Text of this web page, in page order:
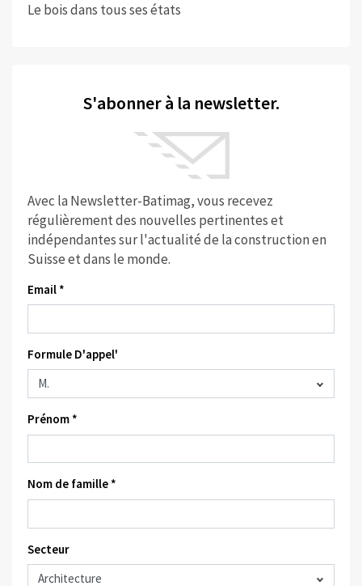
Le bois dans tous ses états
S'abonner à la newsletter.
Avec la Newsletter-Batimag, vous recevez
régulièrement des nouvelles pertinentes et
indépendantes sur l'actualité de la construction en
Suisse et dans le monde.
Email *
Formule D'appel'
Prénom *
Nom de famille *
Secteur